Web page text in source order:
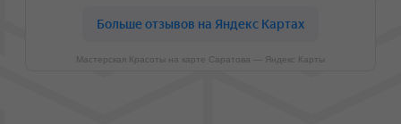
Мастерская Красоты на карте Саратова — Яндекс Карты